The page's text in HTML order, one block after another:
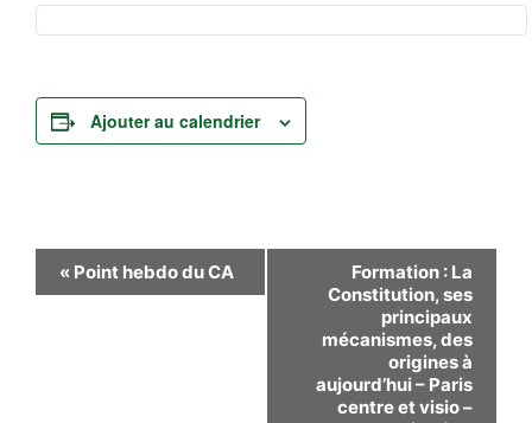
Ajouter au calendrier
Navigation
Évènement
« Point hebdo du CA
Formation : La
Constitution, ses
principaux
mécanismes, des
origines à
aujourd’hui – Paris
centre et visio –